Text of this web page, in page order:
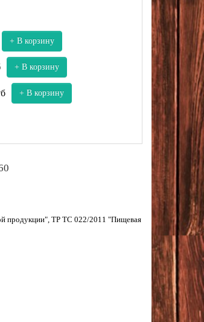
+ В корзину
+ В корзину
+ В корзину
продукции", ТР ТС 022/2011 "Пищевая